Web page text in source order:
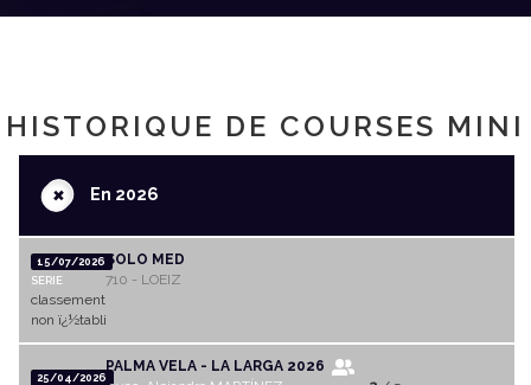
HISTORIQUE DE COURSES MINI
+En 2026
15/07/2026
SERIE
SOLO MED
710 - LOEIZ
classement
non ï¿½tabli
25/04/2026
PALMA VELA - LA LARGA 2026